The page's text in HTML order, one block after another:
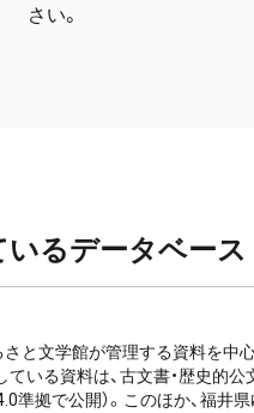
さい。
いるデータベース
さと文学館が管理する資料を中
いる資料は、古文書・歴史的公
準拠で公開）。このほか、福井